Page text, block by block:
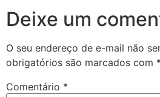
Deixe um
O seu endereço de e-mail não
obrigatórios são marcados com *
Comentário *